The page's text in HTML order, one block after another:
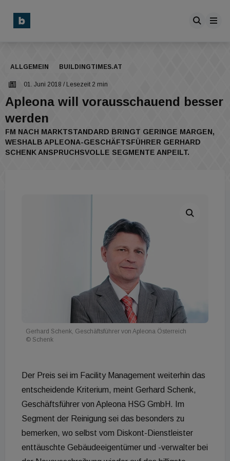
ALLGEMEIN BUILDINGTIMES.AT
01. Juni 2018 / Lesezeit 2 min
Apleona will vorausschauend besser
werden
FM NACH MARKTSTANDARD BRINGT GERINGE MARGEN,
WESHALB APLEONA-GESCHÄFTSFÜHRER GERHARD
SCHENK ANSPRUCHSVOLLE SEGMENTE ANPEILT.
Gerhard Schenk, Geschäftsführer von Apleona Österreich
© Schenk
Der Preis sei im Facility Management weiterhin das
entscheidende Kriterium, meint Gerhard Schenk,
Geschäftsführer von Apleona HSG GmbH. Im
Segment der Reinigung sei das besonders zu
bemerken, wo selbst vom Diskont-Dienstleister
enttäuschte Gebäudeeigentümer und -verwalter bei